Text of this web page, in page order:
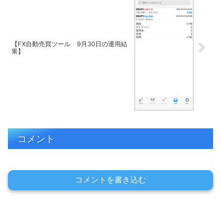
【FX自動売買ツール 9月30日の運用結
果】
コメント
コメントを書き込む